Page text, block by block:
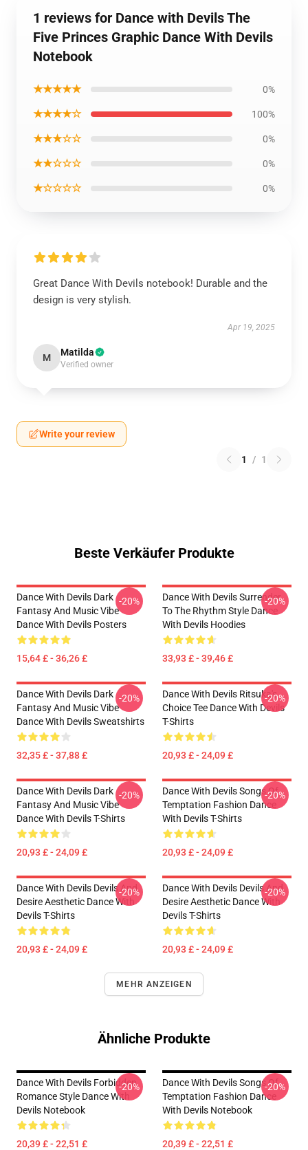
1 reviews for Dance with Devils The
Five Princes Graphic Dance With Devils
Notebook
★★★★★ 0%
★★★★☆ 100%
★★★☆☆ 0%
★★☆☆☆ 0%
★☆☆☆☆ 0%
Great Dance With Devils notebook! Durable and the
design is very stylish.
Apr 19, 2025
M Matilda
Verified owner
Write your review
1 / 1
Beste Verkäufer Produkte
Dance With Devils Dark
Fantasy And Music Vibe
Dance With Devils Posters
15,64 £ - 36,26 £
-20%
Dance With Devils Surrender
To The Rhythm Style Dance
With Devils Hoodies
33,93 £ - 39,46 £
-20%
Dance With Devils Dark
Fantasy And Music Vibe
Dance With Devils Sweatshirts
32,35 £ - 37,88 £
-20%
Dance With Devils Ritsuka's
Choice Tee Dance With Devils
T-Shirts
20,93 £ - 24,09 £
-20%
Dance With Devils Dark
Fantasy And Music Vibe
Dance With Devils T-Shirts
20,93 £ - 24,09 £
-20%
Dance With Devils Songs Of
Temptation Fashion Dance
With Devils T-Shirts
20,93 £ - 24,09 £
-20%
Dance With Devils Devils And
Desire Aesthetic Dance With
Devils T-Shirts
20,93 £ - 24,09 £
-20%
Dance With Devils Devils And
Desire Aesthetic Dance With
Devils T-Shirts
20,93 £ - 24,09 £
-20%
MEHR ANZEIGEN
Ähnliche Produkte
Dance With Devils Forbidden
Romance Style Dance With
Devils Notebook
20,39 £ - 22,51 £
-20%
Dance With Devils Songs Of
Temptation Fashion Dance
With Devils Notebook
20,39 £ - 22,51 £
-20%